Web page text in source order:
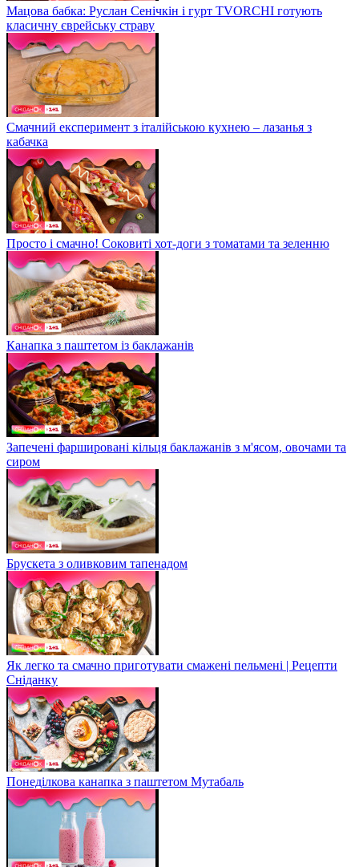
Мацова бабка: Руслан Сенічкін і гурт TVORCHI готують
класичну єврейську страву
Смачний експеримент з італійською кухнею – лазанья з
кабачка
Просто і смачно! Соковиті хот-доги з томатами та зеленню
Канапка з паштетом із баклажанів
Запечені фаршировані кільця баклажанів з м'ясом, овочами та
сиром
Брускета з оливковим тапенадом
Як легко та смачно приготувати смажені пельмені | Рецепти
Сніданку
Понеділкова канапка з паштетом Мутабаль